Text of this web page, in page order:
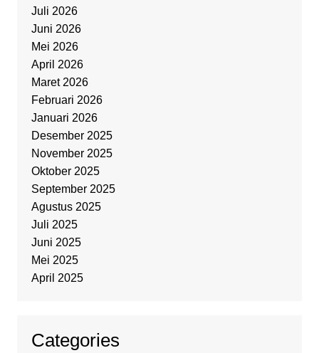
Juli 2026
Juni 2026
Mei 2026
April 2026
Maret 2026
Februari 2026
Januari 2026
Desember 2025
November 2025
Oktober 2025
September 2025
Agustus 2025
Juli 2025
Juni 2025
Mei 2025
April 2025
Categories